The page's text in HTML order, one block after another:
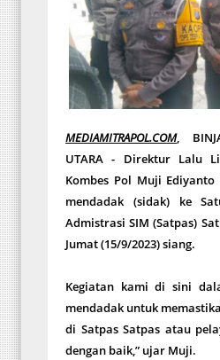
MEDIAMITRAPOL.COM,
UTARA - Direktur Lalu
Kombes Pol Muji
mendadak (sidak) ke
Admistrasi SIM (Satpas)
Jumat (15/9/2023) siang.
Kegiatan kami di sini
mendadak untuk
di Satpas Satpas atau
dengan baik,” ujar Muji.